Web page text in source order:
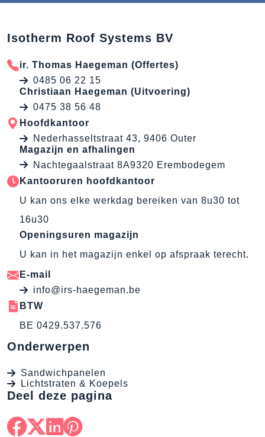
Isotherm Roof Systems BV
ir. Thomas Haegeman (Offertes)
0485 06 22 15
Christiaan Haegeman (Uitvoering)
0475 38 56 48
Hoofdkantoor
Nederhasseltstraat 43, 9406 Outer
Magazijn en afhalingen
Nachtegaalstraat 8A9320 Erembodegem
Kantooruren hoofdkantoor
U kan ons elke werkdag bereiken van 8u30 tot
16u30
Openingsuren magazijn
U kan in het magazijn enkel op afspraak terecht.
E-mail
info@irs-haegeman.be
BTW
BE 0429.537.576
Onderwerpen
Sandwichpanelen
Lichtstraten & Koepels
Deel deze pagina